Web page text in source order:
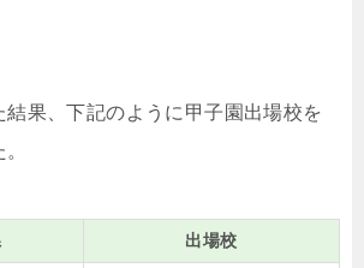
結果、下記のように甲子園出場校を
出場校